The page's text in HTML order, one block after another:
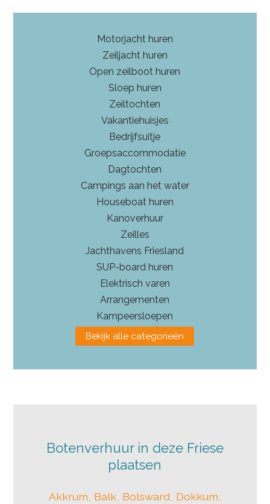
Motorjacht huren
Zeiljacht huren
Open zeilboot huren
Sloep huren
Zeiltochten
Vakantiehuisjes
Bedrijfsuitje
Groepsaccommodatie
Dagtochten
Campings aan het water
Houseboat huren
Kanoverhuur
Zeilles
Jachthavens Friesland
SUP-board huren
Elektrisch varen
Arrangementen
Kampeersloepen
Bekijk alle categorieën
Botenverhuur in deze Friese
plaatsen
Akkrum, Balk, Bolsward, Dokkum,